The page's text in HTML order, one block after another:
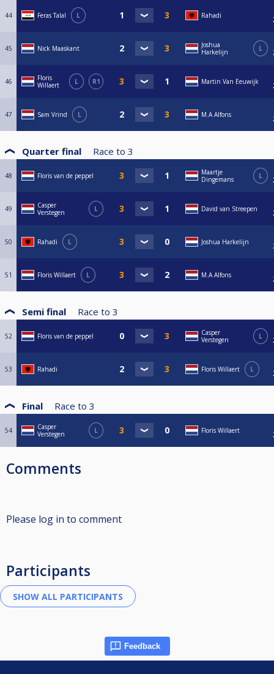
44 Feras Talal L Rahadi
45 Nick Maaskant
Joshua
Harkelijn
L
46
Floris
Willaert
L R1 Martin Van Eeuwijk
47 Sam Vrind L M.A Alfons
Quarter final Race to 3
48 Floris van de peppel
Maartje
Dingemans
L
49
Casper
Verstegen
L David van Streepen
50 Rahadi L Joshua Harkelijn
51 Floris Willaert L M.A Alfons
Semi final Race to 3
52 Floris van de peppel
Casper
Verstegen
L
53 Rahadi Floris Willaert L
Final Race to 3
54
Casper
Verstegen
L Floris Willaert
Comments
Please log in to comment
Participants
Feedback